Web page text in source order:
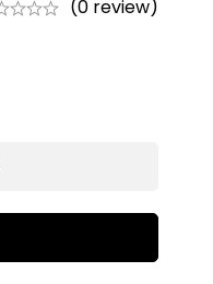
(0 review)